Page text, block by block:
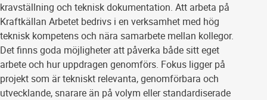
kravställning och teknisk dokumentation. Att arbeta på
Kraftkällan Arbetet bedrivs i en verksamhet med hög
teknisk kompetens och nära samarbete mellan kollegor.
Det finns goda möjligheter att påverka både sitt eget
arbete och hur uppdragen genomförs. Fokus ligger på
projekt som är tekniskt relevanta, genomförbara och
utvecklande, snarare än på volym eller standardiserade